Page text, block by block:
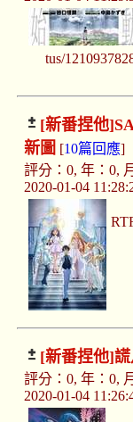
tus/
[新番捏他]
新圖 [10篇回應]
評分：0, 年：0,
2020-01-04
[新番捏他]謊
評分：0, 年：0,
2020-01-04